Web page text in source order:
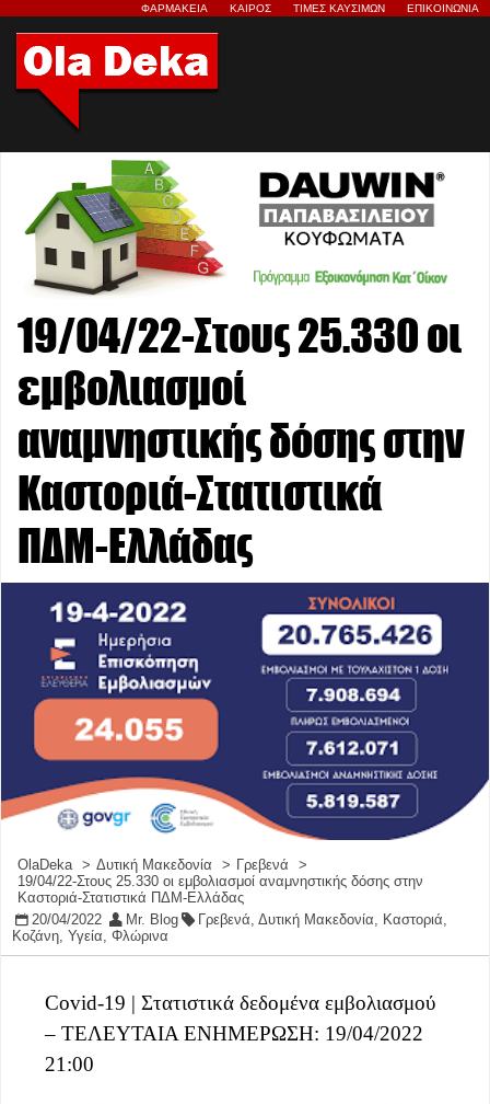
ΦΑΡΜΑΚΕΙΑ ΚΑΙΡΟΣ ΤΙΜΕΣ ΚΑΥΣΙΜΩΝ ΕΠΙΚΟΙΝΩΝΙΑ
19/04/22-Στους 25.330 οι
εμβολιασμοί
αναμνηστικής δόσης στην
Καστοριά-Στατιστικά
ΠΔΜ-Ελλάδας
OlaDeka Δυτική Μακεδονία
Γρεβενά
19/04/22-Στους 25.330 οι εμβολιασμοί αναμνηστικής δόσης στην
Καστοριά-Στατιστικά ΠΔΜ-Ελλάδας
20/04/2022
Mr. Blog Γρεβενά Δυτική Μακεδονία Καστοριά
Κοζάνη Υγεία Φλώρινα
Covid-19 | Στατιστικά δεδομένα εμβολιασμού
– ΤΕΛΕΥΤΑΙΑ ΕΝΗΜΕΡΩΣΗ: 19/04/2022
21:00